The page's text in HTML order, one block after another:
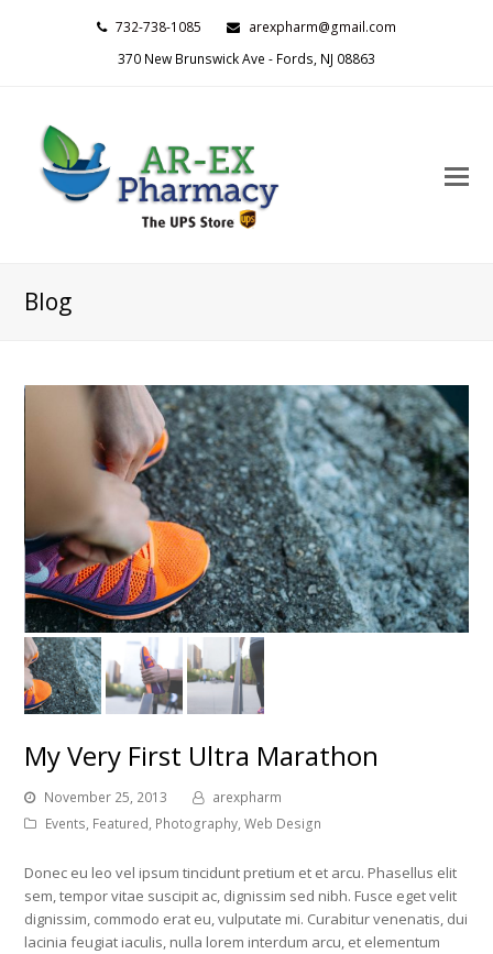
732-738-1085
arexpharm@gmail.com
370 New Brunswick Ave - Fords, NJ 08863
Blog
My Very First Ultra Marathon
November 25, 2013
arexpharm
Events, Featured, Photography, Web Design
Donec eu leo vel ipsum tincidunt pretium et et arcu. Phasellus elit
sem, tempor vitae suscipit ac, dignissim sed nibh. Fusce eget velit
dignissim, commodo erat eu, vulputate mi. Curabitur venenatis, dui
lacinia feugiat iaculis, nulla lorem interdum arcu, et elementum